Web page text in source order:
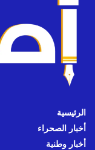
الرئيسية
أخبار الصحراء
أخبار وطنية